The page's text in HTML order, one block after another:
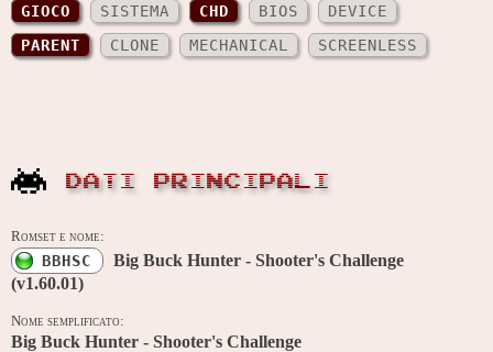
GIOCO SISTEMA CHD BIOS
DEVICE
PARENT
CLONE MECHANICAL SCREENLESS
DATI PRINCIPALI
Romset e nome:
BBHSC
Big Buck Hunter - Shooter's Challenge
(v1.60.01)
Nome semplificato:
Big Buck Hunter - Shooter's Challenge